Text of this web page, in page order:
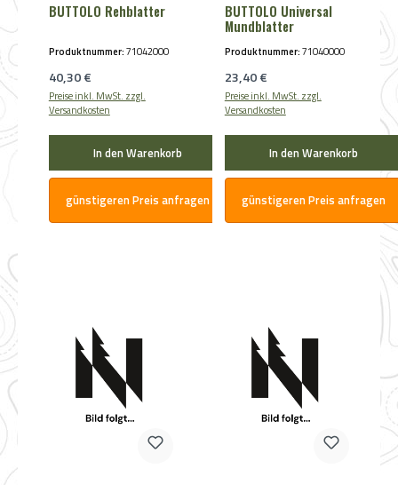
BUTTOLO Rehblatter
Produktnummer:71042000
Regulärer Preis:
40,30 €
Preise inkl. MwSt. zzgl.
Versandkosten
In den Warenkorb
günstigeren Preis anfragen
BUTTOLO Universal
Mundblatter
Produktnummer:71040000
Regulärer Preis:
23,40 €
Preise inkl. MwSt. zzgl.
Versandkosten
In den Warenkorb
günstigeren Preis anfragen